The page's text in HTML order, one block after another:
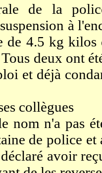
de la
à
de 4.5 kg
deux ont
et déjà
collègues
nom n'a pas
de police
avoir